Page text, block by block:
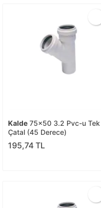
Kalde 75x50 3.2 Pvc-u Tek
Çatal (45 Derece)
195,74 TL